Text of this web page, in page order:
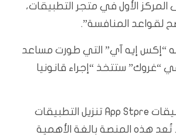
المركز الأول في متجر التطبيقات،
لقواعد المنافسة”.
“إكس إيه آي” التي طورت مساعد
“غروك” ستتخذ “إجراء قانونيا
يتيح متجر التطبيقات App Stpre تنزيل التطبيقات
تُعد هذه المنصة بالغة الأهمية